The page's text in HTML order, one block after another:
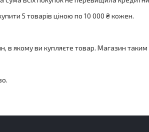
5 товарів ціною по 10 000 ₴ кожен.
в якому ви купляєте товар. Магазин